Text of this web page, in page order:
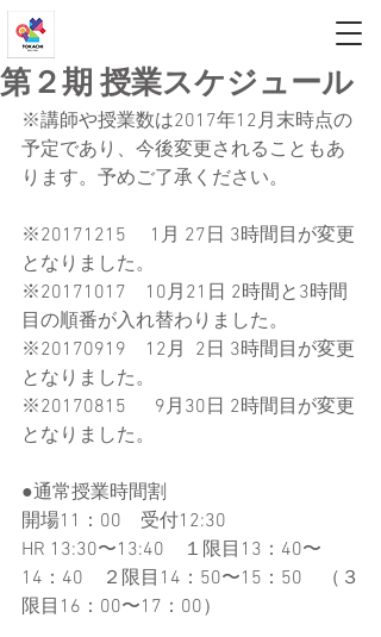
第２期 授業スケジュール
※講師や授業数は2017年12月末時点の
予定であり、今後変更されることもあ
ります。予めご了承ください。
※20171215　 1月 27日 3時間目が変更
となりました。
※20171017　10月21日 2時間と3時間
目の順番が入れ替わりました。
※20170919　12月  2日 3時間目が変更
となりました。
※20170815　  9月30日 2時間目が変更
となりました。
●通常授業時間割
開場11：00　受付12:30
HR 13:30〜13:40　１限目13：40〜
14：40　２限目14：50〜15：50　（３
限目16：00〜17：00）